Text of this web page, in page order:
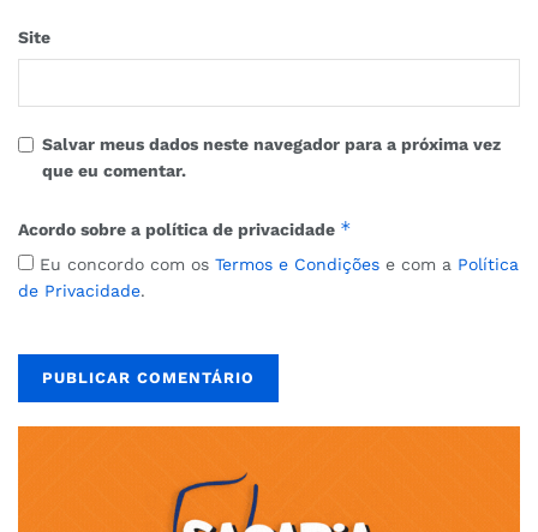
Site
Salvar meus dados neste navegador para a próxima vez
que eu comentar.
Acordo sobre a política de privacidade *
Eu concordo com os Termos e Condições e com a Política
de Privacidade.